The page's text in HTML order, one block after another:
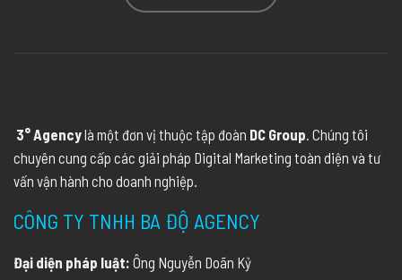
3° Agencylà một đơn vị thuộc tập đoàn DC Group . Chúng tôi
chuyên cung cấp các giải pháp Digital Marketing toàn diện và tư
vấn vận hành cho doanh nghiệp.
CÔNG TY TNHH BA ĐỘ AGENCY
Đại diện pháp luật: Ông Nguyễn Doãn Kỷ